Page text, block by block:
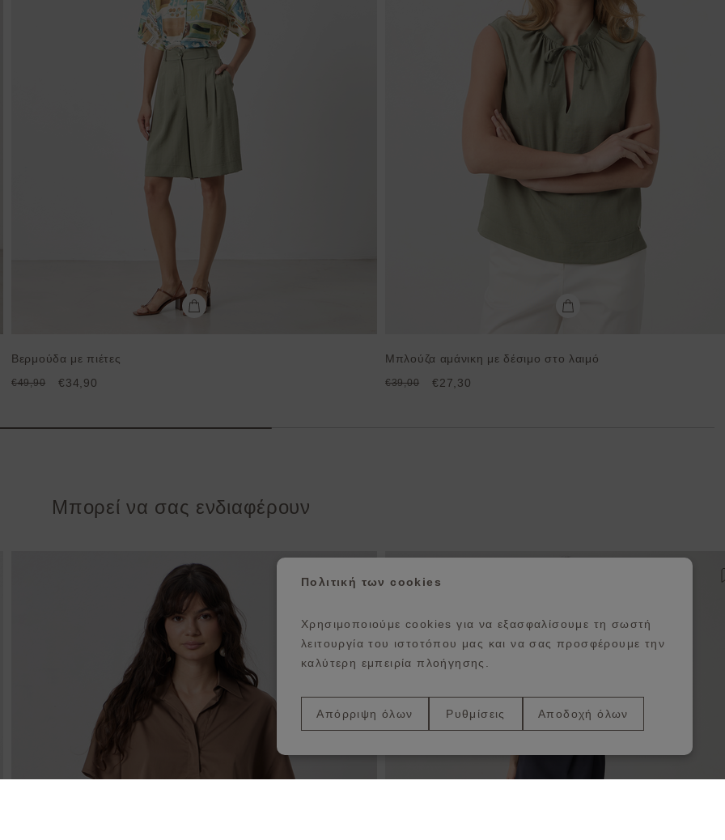
Βερμούδα με πιέτες
€49,90 €34,90
Μπλούζα αμάνικη με δέσιμο στο λαιμό
€39,00 €27,30
Μπορεί να σας ενδιαφέρουν
Πολιτική των cookies
Χρησιμοποιούμε cookies για να εξασφαλίσουμε τη σωστή
λειτουργία του ιστοτόπου μας και να σας προσφέρουμε την
καλύτερη εμπειρία πλοήγησης.
Απόρριψη όλων Ρυθμίσεις Αποδοχή όλων